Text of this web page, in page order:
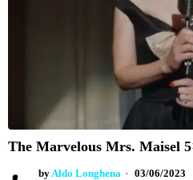
The Marvelous Mrs. Maisel
byAldo Longhena 03/06/2023